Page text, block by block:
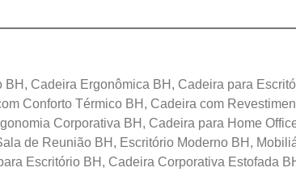
BH, Cadeira Ergonômica BH, Cadeira para
Conforto Térmico BH, Cadeira com
Corporativa BH, Cadeira para Home
de Reunião BH, Escritório Moderno BH,
Escritório BH, Cadeira Corporativa Estofada